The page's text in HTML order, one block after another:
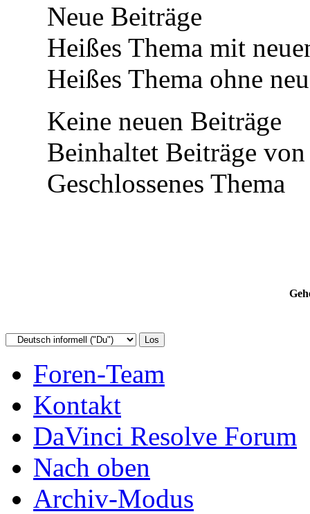
Neue Beiträge
Heißes Thema mit
Heißes Thema ohne
Keine neuen Beiträge
Beinhaltet Beiträge
Geschlossenes Thema
Foren-Team
Kontakt
DaVinci Resolve Forum
Nach oben
Archiv-Modus